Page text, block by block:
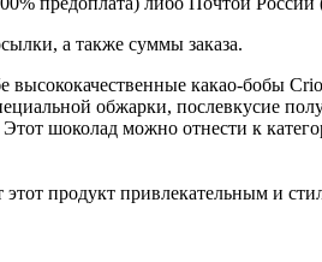
а также суммы заказа.
какао-бобы
обжарки, послевкусие
шоколад можно отнести к
продукт привлекательным и